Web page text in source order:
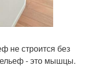
не строится без
- это мышцы.